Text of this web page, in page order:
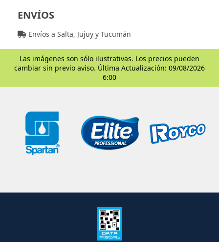
ENVÍOS
Envíos a Salta, Jujuy y Tucumán
Las imágenes son sólo ilustrativas. Los precios pueden
cambiar sin previo aviso. Última Actualización: 09/08/2026
6:00